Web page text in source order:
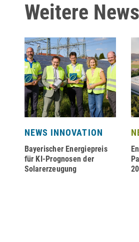
Weitere
NEWS INNOVATION
Bayerischer Energiepreis
für KI-Prognosen der
Solarerzeugung